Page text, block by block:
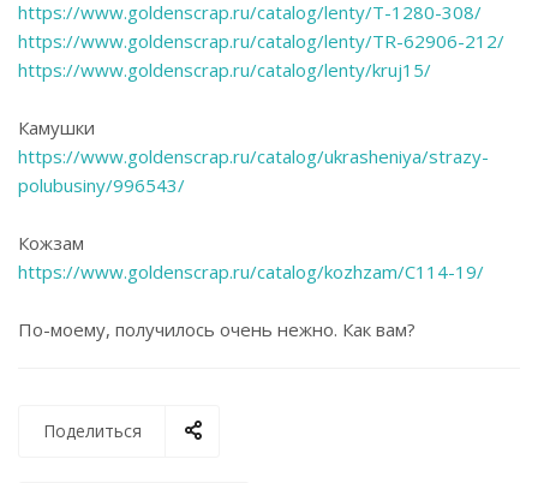
https://www.goldenscrap.ru/catalog/lenty/T-1280-308/
https://www.goldenscrap.ru/catalog/lenty/TR-62906-212/
https://www.goldenscrap.ru/catalog/lenty/kruj15/
Камушки
https://www.goldenscrap.ru/catalog/ukrasheniya/strazy-
polubusiny/996543/
Кожзам
https://www.goldenscrap.ru/catalog/kozhzam/C114-19/
По-моему, получилось очень нежно. Как вам?
Поделиться